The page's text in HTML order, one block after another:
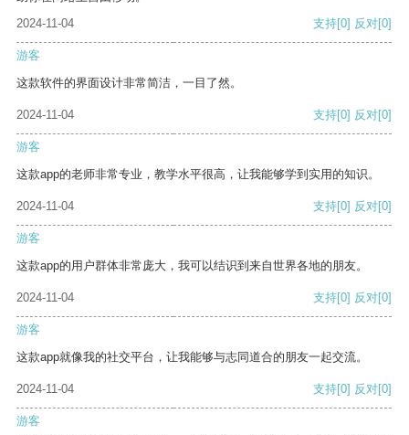
2024-11-04
支持[0] 反对[0]
游客
这款软件的界面设计非常简洁，一目了然。
2024-11-04 支持[0] 反对[0]
游客
这款app的老师非常专业，教学水平很高，让我能够学到实用的知识。
2024-11-04 支持[0] 反对[0]
游客
这款app的用户群体非常庞大，我可以结识到来自世界各地的朋友。
2024-11-04 支持[0] 反对[0]
游客
这款app就像我的社交平台，让我能够与志同道合的朋友一起交流。
2024-11-04 支持[0] 反对[0]
游客